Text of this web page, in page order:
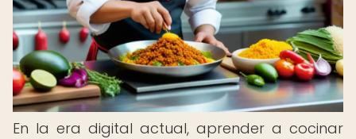
En la era digital actual, aprender a cocinar